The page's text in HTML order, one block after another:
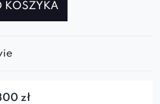
KOSZYKA
zł